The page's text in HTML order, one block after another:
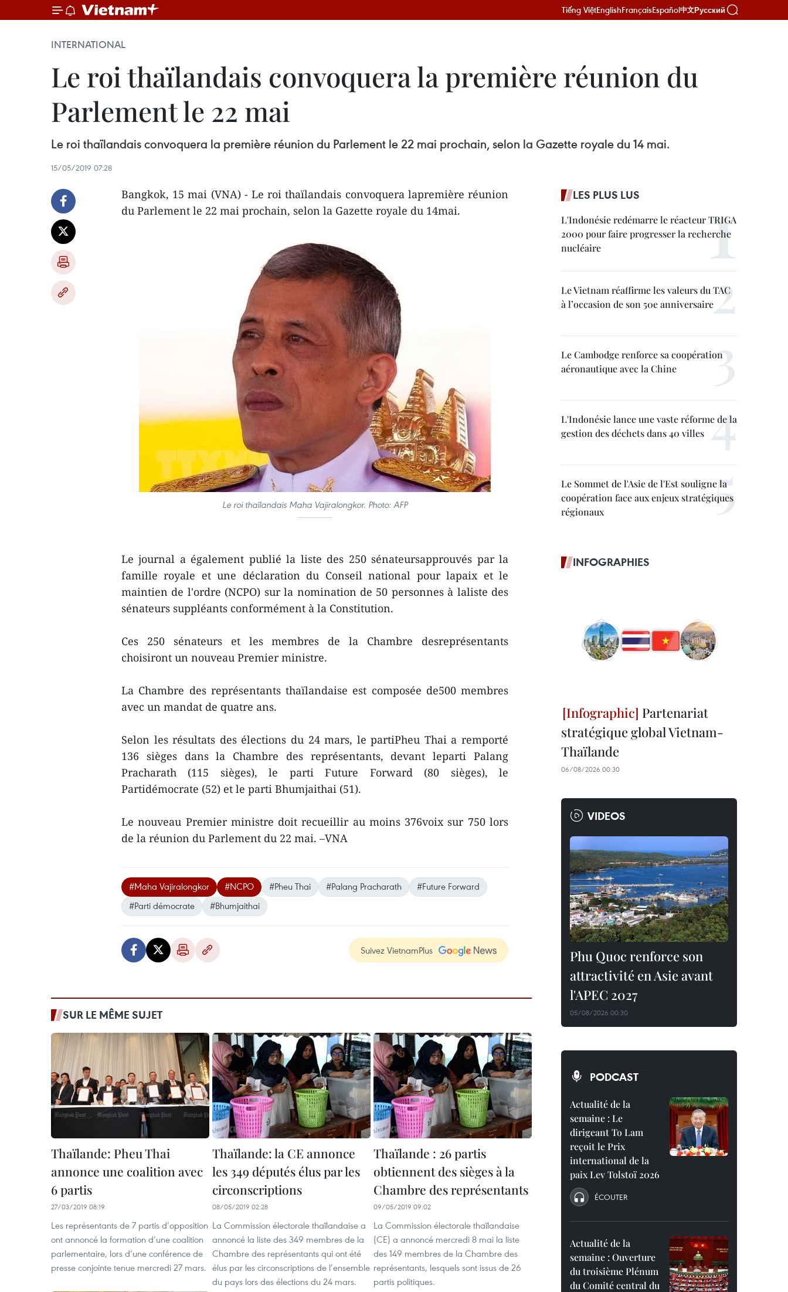
Tiếng ViệtEnglishFrançaisEspañol中文Русский
INTERNATIONAL
Le roi thaïlandais convoquera la première réunion du
Parlement le 22 mai
Le roi thaïlandais convoquera la première réunion du Parlement le 22 mai prochain, selon la Gazette royale du 14 mai.
15/05/2019 07:28
Bangkok, 15 mai (VNA) - Le roi thaïlandais convoquera lapremière réunion
du Parlement le 22 mai prochain, selon la Gazette royale du 14mai.
Le roi thaïlandais Maha Vajiralongkor. Photo: AFP
Le journal a également publié la liste des 250 sénateursapprouvés par la
famille royale et une déclaration du Conseil national pour lapaix et le
maintien de l'ordre (NCPO) sur la nomination de 50 personnes à laliste des
sénateurs suppléants conformément à la Constitution.
Ces 250 sénateurs et les membres de la Chambre desreprésentants
choisiront un nouveau Premier ministre.
La Chambre des représentants thaïlandaise est composée de500 membres
avec un mandat de quatre ans.
Selon les résultats des élections du 24 mars, le partiPheu Thai a remporté
136 sièges dans la Chambre des représentants, devant leparti Palang
Pracharath (115 sièges), le parti Future Forward (80 sièges), le
Partidémocrate (52) et le parti Bhumjaithai (51).
Le nouveau Premier ministre doit recueillir au moins 376voix sur 750 lors
de la réunion du Parlement du 22 mai. –VNA
#Maha Vajiralongkor #NCPO #Pheu Thai #Palang Pracharath
#Future Forward
#Parti démocrate
#Bhumjaithai
Suivez VietnamPlus
SUR LE MÊME SUJET
Thaïlande: Pheu Thai
annonce une coalition avec
6 partis
27/03/2019 08:19
Les représentants de 7 partis d’opposition
ont annoncé la formation d’une coalition
parlementaire, lors d’une conférence de
presse conjointe tenue mercredi 27 mars.
Thaïlande: la CE annonce
les 349 députés élus par les
circonscriptions
08/05/2019 02:28
La Commission électorale thaïlandaise a
annoncé la liste des 349 membres de la
Chambre des représentants qui ont été
élus par les circonscriptions de l’ensemble
du pays lors des élections du 24 mars.
Thaïlande : 26 partis
obtiennent des sièges à la
Chambre des représentants
09/05/2019 09:02
La Commission électorale thaïlandaise
(CE) a annoncé mercredi 8 mai la liste
des 149 membres de la Chambre des
représentants, lesquels sont issus de 26
partis politiques.
LES PLUS LUS
L'Indonésie redémarre le réacteur TRIGA
2000 pour faire progresser la recherche
nucléaire
Le Vietnam réaffirme les valeurs du TAC
à l’occasion de son 50e anniversaire
Le Cambodge renforce sa coopération
aéronautique avec la Chine
L'Indonésie lance une vaste réforme de la
gestion des déchets dans 40 villes
Le Sommet de l'Asie de l'Est souligne la
coopération face aux enjeux stratégiques
régionaux
INFOGRAPHIES
Partenariat
stratégique global Vietnam-
Thaïlande
06/08/2026 00:30
VIDEOS
Phu Quoc renforce son
attractivité en Asie avant
l'APEC 2027
05/08/2026 00:30
PODCAST
Actualité de la
semaine : Le
dirigeant To Lam
reçoit le Prix
international de la
paix Lev Tolstoï 2026
ÉCOUTER
Actualité de la
semaine : Ouverture
du troisième Plénum
du Comité central du